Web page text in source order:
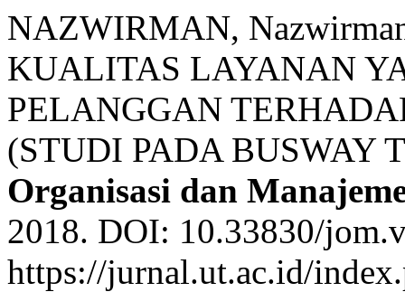
NAZWIRMAN,
KUALITAS LAYANAN
PELANGGAN
(STUDI PADA BUSWAY
Organisasi dan
2018. DOI: 10.33830/
https://jurnal.ut.ac.id/